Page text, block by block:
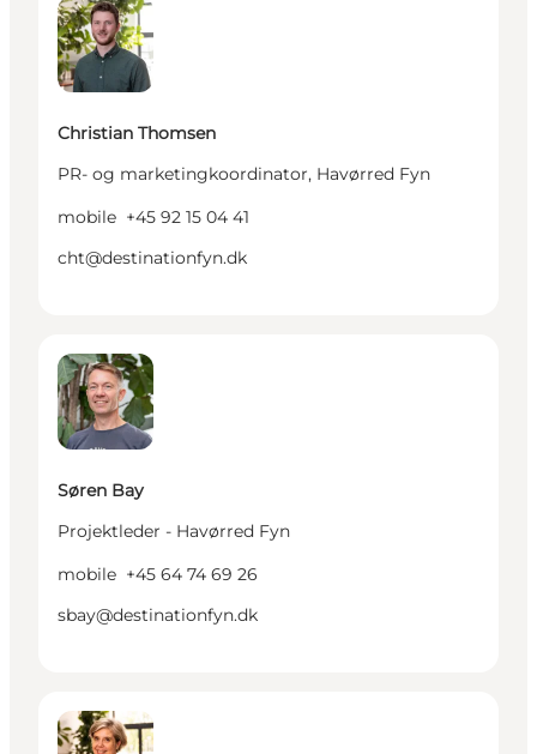
Christian Thomsen
PR- og marketingkoordinator, Havørred Fyn
mobile +45 92 15 04 41
cht@destinationfyn.dk
Søren Bay
Projektleder - Havørred Fyn
mobile +45 64 74 69 26
sbay@destinationfyn.dk